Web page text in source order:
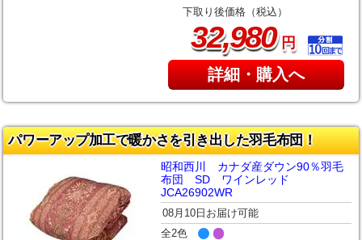
下取り後価格（税込）
32,980円
詳細・購入へ
パワーアップ加工で暖かさを引き出した羽毛布団！
昭和西川 カナダ産ダウン90％羽毛
布団 SD ワインレッド
JCA26902WR
08月10日お届け可能
全2色